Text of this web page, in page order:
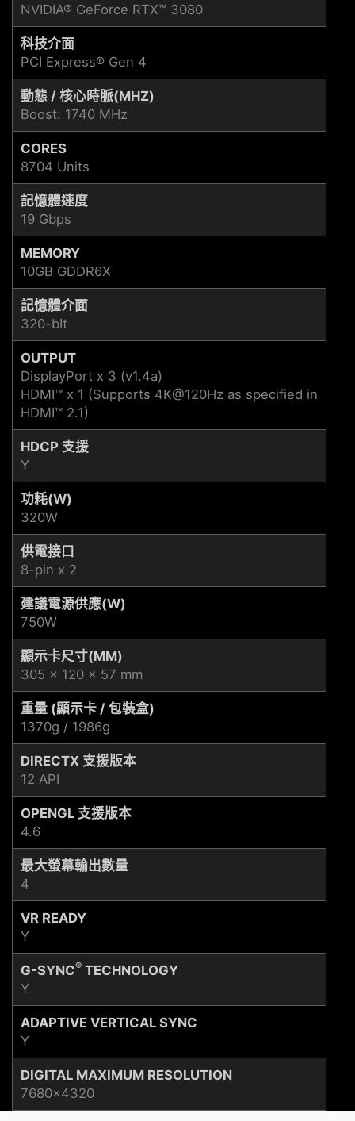
NVIDIA® GeForce RTX™ 3080
科技介面
PCI Express® Gen 4
動態 / 核心時脈(MHZ)
Boost: 1740 MHz
CORES
8704 Units
記憶體速度
19 Gbps
MEMORY
10GB GDDR6X
記憶體介面
320-bIt
OUTPUT
DisplayPort x 3 (v1.4a)
HDMI™ x 1 (Supports 4K@120Hz as specified in
HDMI™ 2.1)
HDCP 支援
Y
功耗(W)
320W
供電接口
8-pin x 2
建議電源供應(W)
750W
顯示卡尺寸(MM)
305 x 120 x 57 mm
重量 (顯示卡 / 包裝盒)
1370g / 1986g
DIRECTX 支援版本
12 API
OPENGL 支援版本
4.6
最大螢幕輸出數量
4
VR READY
Y
G-SYNC® TECHNOLOGY
Y
ADAPTIVE VERTICAL SYNC
Y
DIGITAL MAXIMUM RESOLUTION
7680x4320